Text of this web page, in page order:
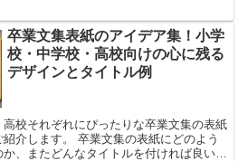
卒業文集表紙のアイデア集！小学
校・中学校・高校向けの心に残る
デザインとタイトル例
校それぞれにぴったりな卒業文集の表紙
介します。 卒業文集の表紙にどのよう
、またどんなタイトルを付ければ良いの